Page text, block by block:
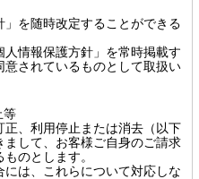
を随時改定することができる
情報保護方針」を常時掲載す
されているものとして取扱い
等
、利用停止または消去（以下
まして、お客様ご自身のご請求
のとします。
は、これらについて対応しな